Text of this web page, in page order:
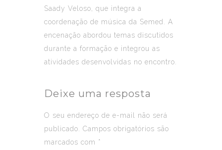
Saady Veloso, que integra a
coordenação de música da Semed. A
encenação abordou temas discutidos
durante a formação e integrou as
atividades desenvolvidas no encontro.
Deixe uma resposta
O seu endereço de e-mail não será
publicado.
Campos obrigatórios são
marcados com *